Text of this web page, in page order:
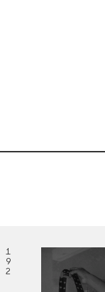
1
9
2